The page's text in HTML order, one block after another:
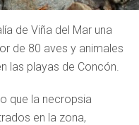
de Viña del Mar una
de 80 aves y animales
las playas de Concón.
que la necropsia
en la zona,